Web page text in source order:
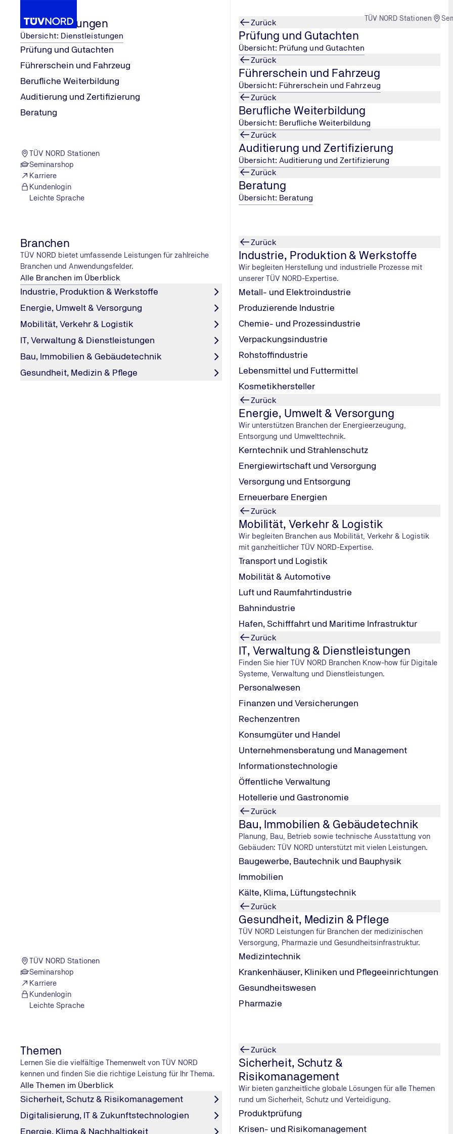
TÜV NORD Stationen
Dienstleistungen
Übersicht: Dienstleistungen
Prüfung und Gutachten
Führerschein und Fahrzeug
Berufliche Weiterbildung
Auditierung und Zertifizierung
Beratung
TÜV NORD Stationen
Seminarshop
Karriere
Kundenlogin
Leichte Sprache
Zurück
Prüfung und Gutachten
Übersicht: Prüfung und Gutachten
Zurück
Führerschein und Fahrzeug
Übersicht: Führerschein und Fahrzeug
Zurück
Berufliche Weiterbildung
Übersicht: Berufliche Weiterbildung
Zurück
Auditierung und Zertifizierung
Übersicht: Auditierung und Zertifizierung
Zurück
Beratung
Übersicht: Beratung
Branchen
TÜV NORD bietet umfassende Leistungen für zahlreiche
Branchen und Anwendungsfelder.
Alle Branchen im Überblick
Industrie, Produktion & Werkstoffe
Energie, Umwelt & Versorgung
Mobilität, Verkehr & Logistik
IT, Verwaltung & Dienstleistungen
Bau, Immobilien & Gebäudetechnik
Gesundheit, Medizin & Pflege
TÜV NORD Stationen
Seminarshop
Karriere
Kundenlogin
Leichte Sprache
Zurück
Industrie, Produktion & Werkstoffe
Wir begleiten Herstellung und industrielle Prozesse mit
unserer TÜV NORD-Expertise.
Metall- und Elektroindustrie
Produzierende Industrie
Chemie- und Prozessindustrie
Verpackungsindustrie
Rohstoffindustrie
Lebensmittel und Futtermittel
Kosmetikhersteller
Zurück
Energie, Umwelt & Versorgung
Wir unterstützen Branchen der Energieerzeugung,
Entsorgung und Umwelttechnik.
Kerntechnik und Strahlenschutz
Energiewirtschaft und Versorgung
Versorgung und Entsorgung
Erneuerbare Energien
Zurück
Mobilität, Verkehr & Logistik
Wir begleiten Branchen aus Mobilität, Verkehr & Logistik
mit ganzheitlicher TÜV NORD-Expertise.
Transport und Logistik
Mobilität & Automotive
Luft und Raumfahrtindustrie
Bahnindustrie
Hafen, Schifffahrt und Maritime Infrastruktur
Zurück
IT, Verwaltung & Dienstleistungen
Finden Sie hier TÜV NORD Branchen Know-how für Digitale
Systeme, Verwaltung und Dienstleistungen.
Personalwesen
Finanzen und Versicherungen
Rechenzentren
Konsumgüter und Handel
Unternehmensberatung und Management
Informationstechnologie
Öffentliche Verwaltung
Hotellerie und Gastronomie
Zurück
Bau, Immobilien & Gebäudetechnik
Planung, Bau, Betrieb sowie technische Ausstattung von
Gebäuden: TÜV NORD unterstützt mit vielen Leistungen.
Baugewerbe, Bautechnik und Bauphysik
Immobilien
Kälte, Klima, Lüftungstechnik
Zurück
Gesundheit, Medizin & Pflege
TÜV NORD Leistungen für Branchen der medizinischen
Versorgung, Pharmazie und Gesundheitsinfrastruktur.
Medizintechnik
Krankenhäuser, Kliniken und Pflegeeinrichtungen
Gesundheitswesen
Pharmazie
Themen
Lernen Sie die vielfältige Themenwelt von TÜV NORD
kennen und finden Sie die richtige Leistung für Ihr Thema.
Alle Themen im Überblick
Sicherheit, Schutz & Risikomanagement
Digitalisierung, IT & Zukunftstechnologien
Energie, Klima & Nachhaltigkeit
Zurück
Sicherheit, Schutz &
Risikomanagement
Wir bieten ganzheitliche globale Lösungen für alle Themen
rund um Sicherheit, Schutz und Verteidigung.
Produktprüfung
Krisen- und Risikomanagement
Home
Bochum
TÜV NORD STATION
Bochum
Zum Routenplaner
Heute geöffnet|08:00–16:00
Jetzt Termin buchen
Unsere Öffnungszeiten
Kostenloses Service-
Telefon
Heute geöffnet 08:00–16:00 * **
08:00–16:00 * **
Freitag
* Mittagspause 12:30-13:00 h / Bitte vereinbaren Sie einen Termin.
** Hauptuntersuchung an Erdgasfahrzeugen nur möglich mit einer beigesteuerten GWP/GSP durch eine Fachwerkstatt!
*** Jeden 1. und 3. Samstag im Monat geöffnet. ­ Es gilt die Preisliste der Überwachungsorganisation NRW. // Bitte vereinbaren
Schnell & einfach: Jetzt Wunschtermin an Ihrer TÜV NORD Station sichern!
Termin stornieren
Sie können Ihren vereinbarten Termin nicht wahrnehmen?
Dann können SieIhren Termin kostenlos stornieren